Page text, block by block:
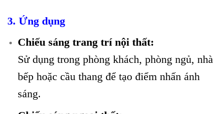
3. Ứng dụng
Chiếu sáng trang trí nội thất:
Sử dụng trong phòng khách, phòng ngủ, nhà
bếp hoặc cầu thang để tạo điểm nhấn ánh
sáng.